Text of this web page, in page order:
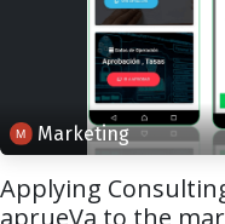
Marketing
Applying